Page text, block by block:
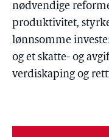
nødvendige
produktivitet,
lønnsomme
og et skatte- og
verdiskaping og